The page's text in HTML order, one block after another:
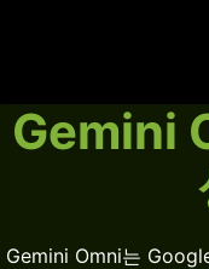
Gemini
Gemini Omni는